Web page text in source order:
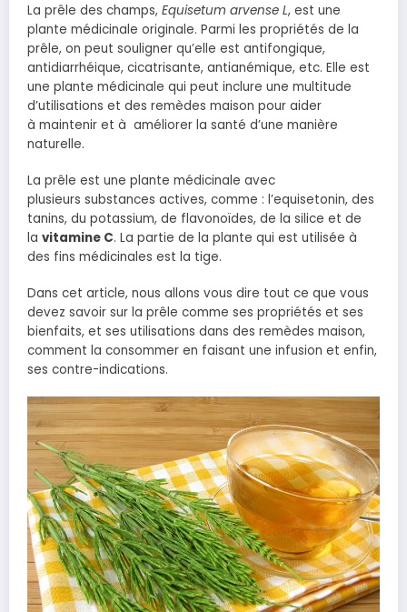
La prêle des champs, Equisetum arvense L, est une
plante médicinale originale. Parmi les propriétés de la
prêle, on peut souligner qu’elle est antifongique,
antidiarrhéique, cicatrisante, antianémique, etc. Elle est
une plante médicinale qui peut inclure une multitude
d’utilisations et des remèdes maison pour aider
à maintenir et à améliorer la santé d’une manière
naturelle.
La prêle est une plante médicinale avec
plusieurs substances actives, comme : l’equisetonin, des
tanins, du potassium, de flavonoïdes, de la silice et de
la vitamine C. La partie de la plante qui est utilisée à
des fins médicinales est la tige.
Dans cet article, nous allons vous dire tout ce que vous
devez savoir sur la prêle comme ses propriétés et ses
bienfaits, et ses utilisations dans des remèdes maison,
comment la consommer en faisant une infusion et enfin,
ses contre-indications.